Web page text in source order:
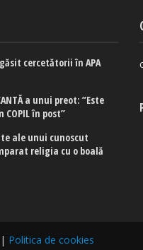
găsit cercetătorii în APA
a unui preot: ”Este
în post”
ale unui cunoscut
religia cu o boală
| Politica de cookies